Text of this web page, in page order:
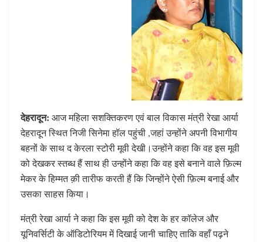
देहरादून: आज महिला सशक्तिकरण एवं बाल विकास मंत्री रेखा आर्या
देहरादून स्थित निजी सिनेमा हॉल पहुंची ,जहां उन्होंने अपनी विभागीय
बहनों के साथ द केरला स्टोरी मूवी देखी।उन्होंने कहा कि वह इस मूवी
को देखकर स्तब्ध हैं साथ ही उन्होंने कहा कि वह इसे बनाने वाले फ़िल्म
मेकर के हिम्मत क़ी तारीफ करती हैं कि जिन्होंने ऐसी फ़िल्म बनाई और
उसका साहस किया।
मंत्री रेखा आर्या ने कहा कि इस मूवी को देश के हर कॉलेज और
यूनिवर्सिटी के ऑडिटोरियम में दिखाई जानी चाहिए ताकि वहाँ पढ़ने